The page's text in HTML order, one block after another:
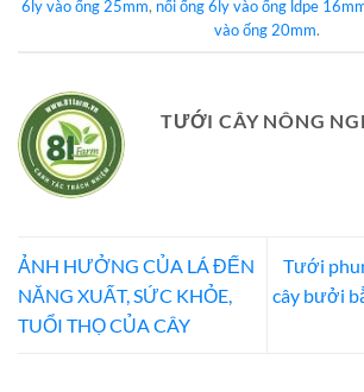
6ly vào ống 25mm, nối ống 6ly vào ống ldpe
vào ống 20mm.
TƯỚI CÂY NÔNG
ẢNH HƯỞNG CỦA LÁ ĐẾN
NĂNG XUẤT, SỨC KHỎE,
TUỔI THỌ CỦA CÂY
Tưới
cây bưởi